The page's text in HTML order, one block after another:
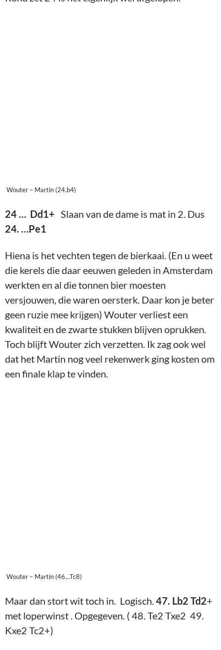
Wouter – Martin (24.b4)
24 … Dd1+ Slaan van de dame is mat in 2. Dus
24. …Pe1
Hiena is het vechten tegen de bierkaai. (En u weet
die kerels die daar eeuwen geleden in Amsterdam
werkten en al die tonnen bier moesten
versjouwen, die waren oersterk. Daar kon je beter
geen ruzie mee krijgen) Wouter verliest een
kwaliteit en de zwarte stukken blijven oprukken.
Toch blijft Wouter zich verzetten. Ik zag ook wel
dat het Martin nog veel rekenwerk ging kosten om
een finale klap te vinden.
Wouter – Martin (46…Tc8)
Maar dan stort wit toch in. Logisch. 47. Lb2 Td2+
met loperwinst . Opgegeven. ( 48. Te2 Txe2 49.
Kxe2 Tc2+)